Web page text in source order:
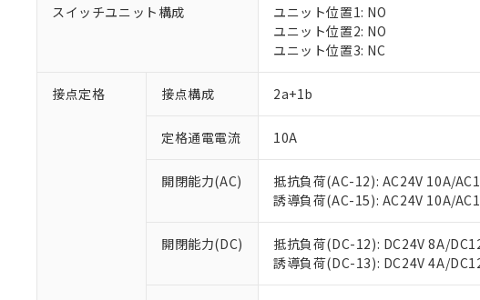
スイッチユニット構成
ユニット位置1: NO
ユニット位置2: NO
ユニット位置3: NC
接点定格 接点構成 2a+1b
定格通電電流 10A
開閉能力(AC)
抵抗負荷(AC-12): AC24V 10A/
誘導負荷(AC-15): AC24V 10A/
開閉能力(DC)
抵抗負荷(DC-12): DC24V 8A/
誘導負荷(DC-13): DC24V 4A/
ご利用条件
以下の条件をお読みいただき
本サービスは、当社制御
くものです。
当社制御機器事業取扱商
在庫状況および標準価格
※1 対応状況
対応済み：EU RoHS指令
対応予定：EU RoHS指令（10
非該当品：ライセンス料など
仕入先様の事情により、非含
があります。
*EU RoHS指令（10物質）：
六価クロム(Cr(Ⅵ)) 1000ppm以下、ポ
フタル酸ビス(2-エチルヘキシル)
ル（DBP） 1000ppm以下、フタル酸
但し、RoHS指令で産業用監視および
※1 中国RoHS○×表
「○」：最大均質材料含有率
「×」：最大均質材料含有率
*中国RoHS10物質の基準値 (GB/
Pb(鉛) :1000ppm、 Hg(水銀) :
当社は、これら貴社製品
う）を輸出または国外へ
などの必要な手続きをと
記
号
説明